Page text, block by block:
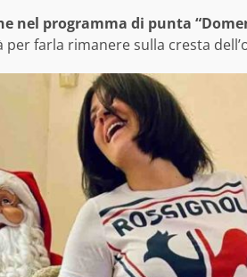
nel programma di punta
farla rimanere sulla cresta